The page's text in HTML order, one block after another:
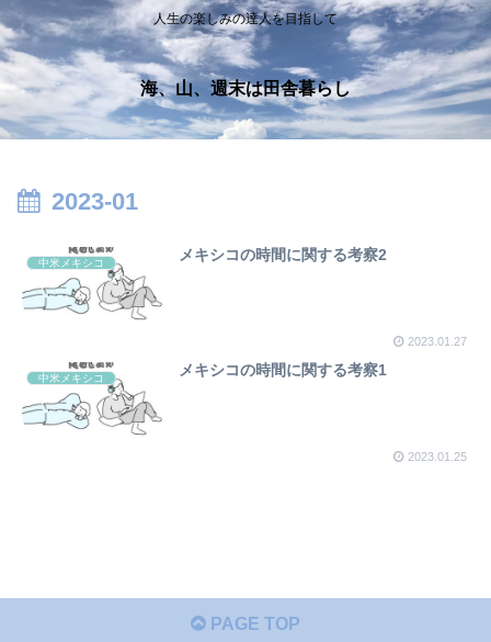
人生の楽しみの達人を目指して
海、山、週末は田舎暮らし
2023-01
中米メキシコ メキシコの時間に関する考察2
2023.01.27
中米メキシコ メキシコの時間に関する考察1
2023.01.25
PAGE TOP